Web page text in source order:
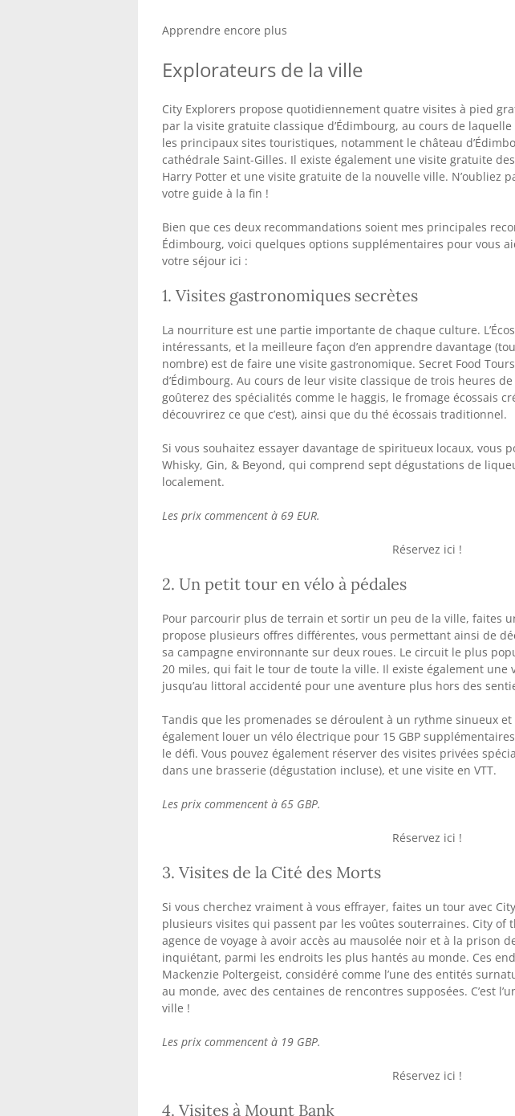
Apprendre encore plus
Explorateurs de la ville
City Explorers propose quotidiennement quatre visites à pied
par la visite gratuite classique d’Édimbourg, au cours de
les principaux sites touristiques, notamment le château
cathédrale Saint-Gilles. Il existe également une visite gratuite
Harry Potter et une visite gratuite de la nouvelle ville. N’oubliez
votre guide à la fin !
Bien que ces deux recommandations soient mes principales
Édimbourg, voici quelques options supplémentaires pour vous
votre séjour ici :
1. Visites gastronomiques secrètes
La nourriture est une partie importante de chaque culture.
intéressants, et la meilleure façon d’en apprendre davantage
nombre) est de faire une visite gastronomique. Secret Food
d’Édimbourg. Au cours de leur visite classique de trois heures
goûterez des spécialités comme le haggis, le fromage écossais
découvrirez ce que c’est), ainsi que du thé écossais traditionnel.
Si vous souhaitez essayer davantage de spiritueux locaux, vous
Whisky, Gin, & Beyond, qui comprend sept dégustations de
localement.
Les prix commencent à 69 EUR.
Réservez ici !
2. Un petit tour en vélo à pédales
Pour parcourir plus de terrain et sortir un peu de la ville, faites
propose plusieurs offres différentes, vous permettant ainsi de
sa campagne environnante sur deux roues. Le circuit le plus
20 miles, qui fait le tour de toute la ville. Il existe également une
jusqu’au littoral accidenté pour une aventure plus hors des
Tandis que les promenades se déroulent à un rythme sinueux
également louer un vélo électrique pour 15 GBP
le défi. Vous pouvez également réserver des visites privées
dans une brasserie (dégustation incluse), et une visite en VTT.
Les prix commencent à 65 GBP.
Réservez ici !
3. Visites de la Cité des Morts
Si vous cherchez vraiment à vous effrayer, faites un tour avec
plusieurs visites qui passent par les voûtes souterraines. City of
agence de voyage à avoir accès au mausolée noir et à la prison
inquiétant, parmi les endroits les plus hantés au monde. Ces
Mackenzie Poltergeist, considéré comme l’une des entités
au monde, avec des centaines de rencontres supposées. C’est
ville !
Les prix commencent à 19 GBP.
Réservez ici !
4. Visites à Mount Bank